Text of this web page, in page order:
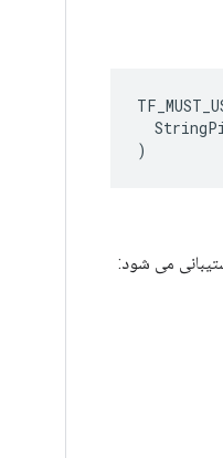
)
می شود: